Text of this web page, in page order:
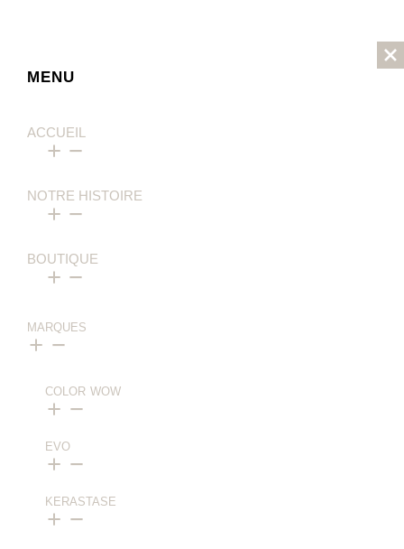
MENU
ACCUEIL
NOTRE HISTOIRE
BOUTIQUE
MARQUES
COLOR WOW
EVO
⁠⁠KERASTASE